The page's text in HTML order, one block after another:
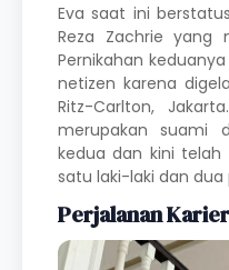
Eva saat ini
Reza Zachrie yang
Pernikahan
netizen karena
Ritz-Carlton,
merupakan suami
kedua dan kini telah
satu laki-laki dan
Perjalanan Karier